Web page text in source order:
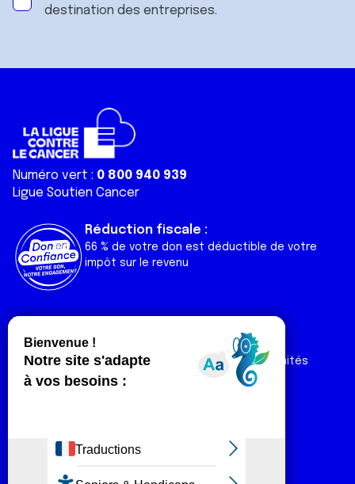
destination des entreprises.
Numéro vert : 0 800 940 939
Ligue Soutien Cancer
Réduction fiscale :
66 % de votre don est déductible de votre
impôt sur le revenu
Liens utiles
Nos actualités
Nos publications
Contact
Espace Ligue & comités
Espace chercheur